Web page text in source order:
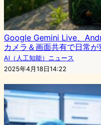
Google Gemini Live、
カメラ＆画面共有で日常が
AI（人工知能）ニュース
2025年4月18日14:22